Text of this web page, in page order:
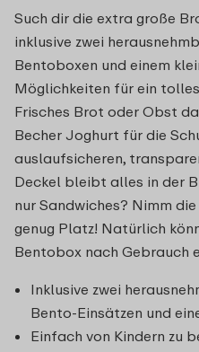
Such dir die extra große
inklusive zwei
Bentoboxen und einem
Möglichkeiten für ein
Frisches Brot oder Obst
Becher Joghurt für die
auslaufsicheren,
Deckel bleibt alles in der
nur Sandwiches? Nimm
genug Platz! Natürlich
Bentobox nach Gebrauch
Inklusive zwei
Bento-Einsätzen und
Einfach von Kindern zu